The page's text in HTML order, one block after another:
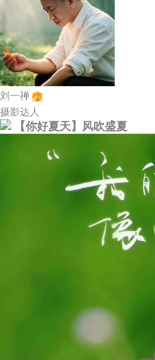
刘一禅
摄影达人
【你好夏天】风吹盛夏